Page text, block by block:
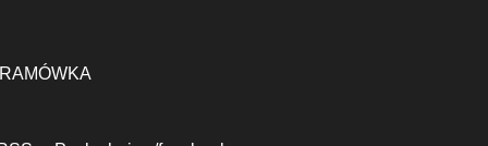
RAMÓWKA